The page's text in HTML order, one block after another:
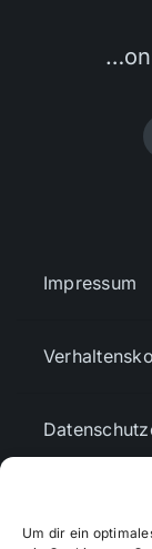
Um dir ein
Impressum